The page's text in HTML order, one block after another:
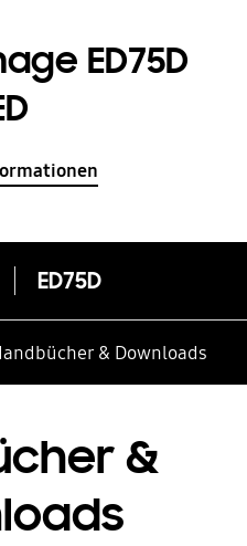
ED75D
ED75D
& Downloads
&